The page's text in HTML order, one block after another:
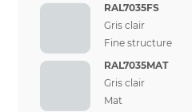
RAL7035FS
Gris clair
Fine structure
RAL7035MAT
Gris clair
Mat